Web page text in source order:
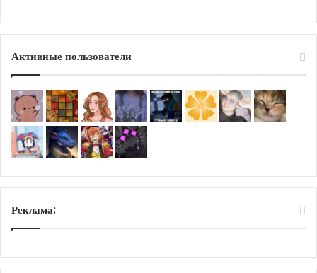
Активные пользователи
Реклама: